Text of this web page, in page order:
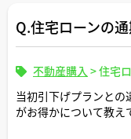
Q.住宅ローンの
不動産購入 >住宅
当初引下げプランとの
がお得かについて教え